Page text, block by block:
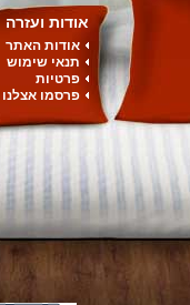
אודות ועזרה
אודות האתר
תנאי שימוש
פרטיות
פרסמו אצלנו